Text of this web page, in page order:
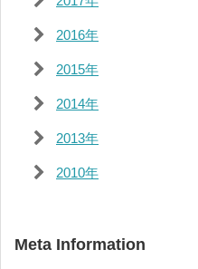
2016年
2015年
2014年
2013年
2010年
Meta Information